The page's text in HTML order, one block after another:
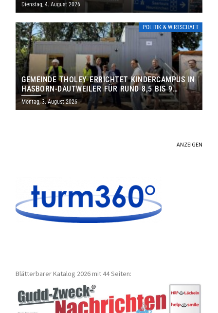
Dienstag, 4. August 2026
POLITIK & WIRTSCHAFT
GEMEINDE THOLEY ERRICHTET KINDERCAMPUS IN
HASBORN-DAUTWEILER FÜR RUND 8,5 BIS 9
MILLIONEN EURO
Montag, 3. August 2026
ANZEIGEN
Blätterbarer Katalog 2026 mit 44 Seiten: